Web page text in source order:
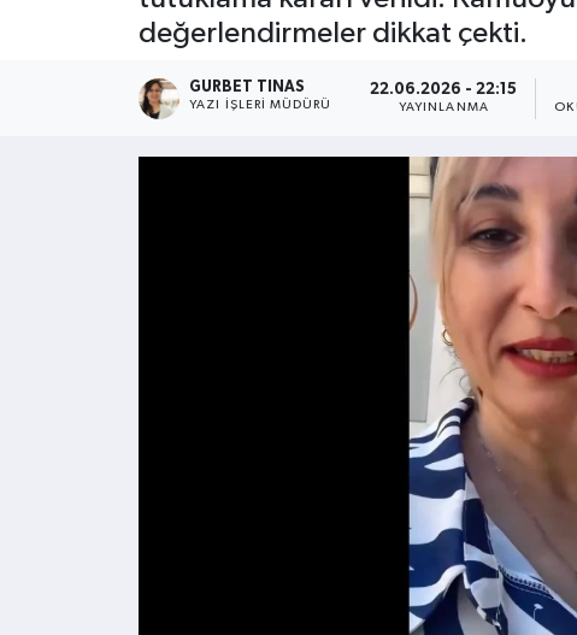
değerlendirmeler dikkat çekti.
GURBET TINAS
YAZI İŞLERI MÜDÜRÜ
22.06.2026 - 22:15
YAYINLANMA
Kültür - Sanat